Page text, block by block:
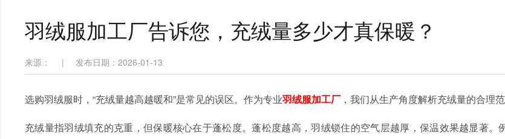
羽绒服加工厂告诉您，充绒量多少才真保暖？
来源： | 发布日期：2026-01-13
选购羽绒服时，“充绒量越高越暖和”是常见的误区。作为专业羽绒服加工厂 ，我们从生产角度解析充绒量的合理
充绒量指羽绒填充的克重，但保暖核心在于蓬松度。蓬松度越高，羽绒锁住的空气层越厚，保温效果越显著。